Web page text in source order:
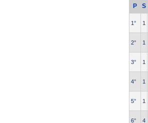
P S
1° 1
2° 1
3° 1
4° 1
5° 1
6° 4